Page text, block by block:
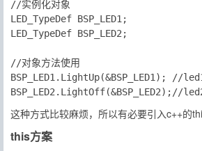
//实例化对象
LED_TypeDef BSP_LED1;
LED_TypeDef BSP_LED2;
//对象方法使用
BSP_LED1.LightUp(&BSP_LED1); //
这种方式比较麻烦，所以有必要引入c++的
this方案